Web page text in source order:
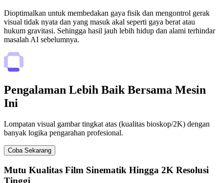
Dioptimalkan untuk membedakan gaya fisik dan mengontrol gerak
visual tidak nyata dan yang masuk akal seperti gaya berat atau
hukum gravitasi. Sehingga hasil jauh lebih hidup dan alami terhindar
masalah AI sebelumnya.
Pengalaman Lebih Baik Bersama Mesin
Ini
Lompatan visual gambar tingkat atas (kualitas bioskop/2K) dengan
banyak logika pengarahan profesional.
Coba Sekarang
Mutu Kualitas Film Sinematik Hingga 2K Resolusi
Tinggi